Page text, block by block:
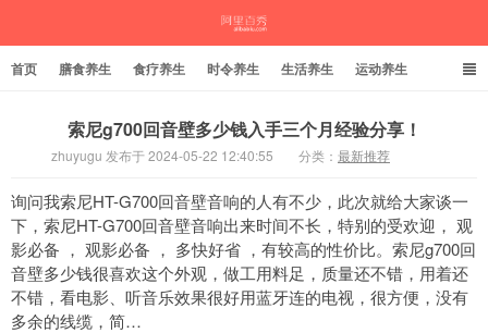
首页 膳食养生 食疗养生 时令养生 生活养生 运动养生
索尼g700回音壁多少钱入手三个月经验分享！
zhuyugu 发布于 2024-05-22 12:40:55 分类： 最新推荐
询问我索尼HT-G700回音壁音响的人有不少，此次就给大家谈一
下，索尼HT-G700回音壁音响出来时间不长，特别的受欢迎， 观
影必备 ， 观影必备 ， 多快好省 ，有较高的性价比。索尼g700回
音壁多少钱很喜欢这个外观，做工用料足，质量还不错，用着还
不错，看电影、听音乐效果很好用蓝牙连的电视，很方便，没有
多余的线缆，简…